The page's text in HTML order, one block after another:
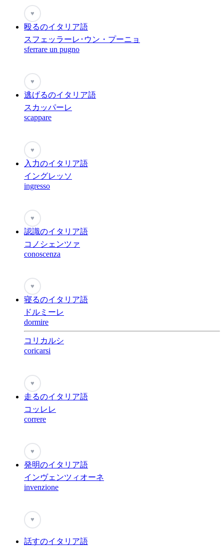
♥
殴るのイタリア語
スフェッラーレ･ウン・プーニョ
sferrare un pugno
♥
逃げるのイタリア語
スカッパーレ
scappare
♥
入力のイタリア語
イングレッソ
ingresso
♥
認識のイタリア語
コノシェンツァ
conoscenza
♥
寝るのイタリア語
ドルミーレ
dormire
コリカルシ
coricarsi
♥
走るのイタリア語
コッレレ
correre
♥
発明のイタリア語
インヴェンツィオーネ
invenzione
♥
話すのイタリア語